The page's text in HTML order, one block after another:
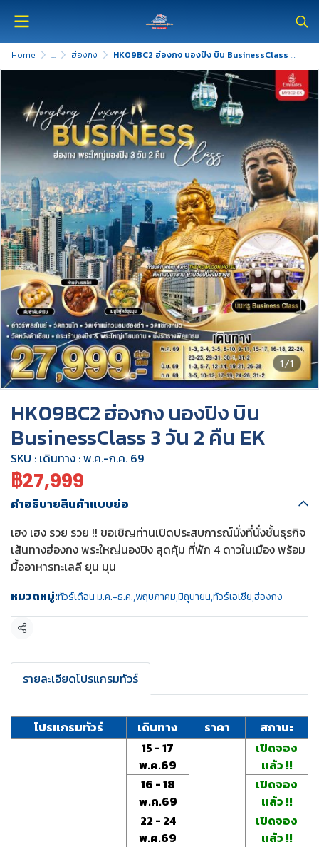
Home ... ฮ่องกง HK09BC2 ฮ่องกง นองปิง บิน BusinessClass 3 วัน 2 คืน EK
1/1
HK09BC2 ฮ่องกง นองปิง บิน
BusinessClass 3 วัน 2 คืน EK
SKU : เดินทาง : พ.ค.-ก.ค. 69
฿27,999
คำอธิบายสินค้าแบบย่อ
เฮง เฮง รวย รวย !! ขอเชิญท่านเปิดประสบการณ์นั่งที่นั่งชั้นธุรกิจ
เส้นทางฮ่องกง พระใหญ่นองปิง สุดคุ้ม ที่พัก 4 ดาวในเมือง พร้อม
มื้ออาหารทะเลลี ยุน มุน
หมวดหมู่:ทัวร์เดือน ม.ค.-ธ.ค.,พฤษภาคม,มิถุนายน,ทัวร์เอเชีย,ฮ่องกง
แชร์
รายละเอียดโปรแกรมทัวร์
โปรแกรมทัวร์ เดินทาง ราคา สถานะ
15 - 17
พ.ค.69
เปิดจอง
แล้ว !!
16 - 18
w.ค.69
เปิดจอง
แล้ว !!
22 - 24
พ.ค.69
เปิดจอง
แล้ว !!